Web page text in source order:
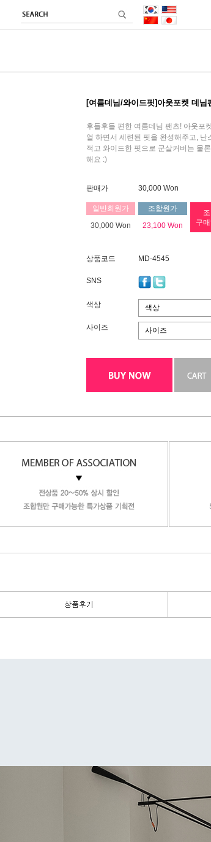
[여름데님/와이드핏]아웃포켓 데님
후들후들 편한 여름데님 팬츠! 아웃포
얼 하면서 세련된 핏을 완성해주고, 난
적고 와이드한 핏으로 군살커버는 물
해요 :)
판매가 30,000 Won
일반회원가
30,000 Won
조합원가
23,100 Won
구
상품코드 MD-4545
SNS
색상 색상
사이즈 사이즈